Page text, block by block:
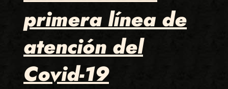
primera línea de
atención del
Covid-19